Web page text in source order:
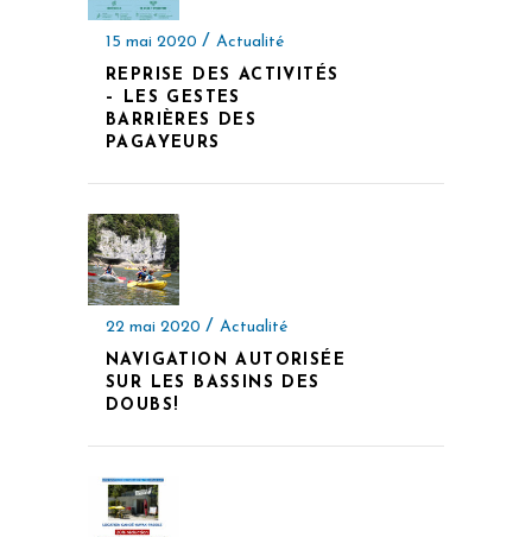
15 mai 2020
Actualité
REPRISE DES ACTIVITÉS
– LES GESTES
BARRIÈRES DES
PAGAYEURS
22 mai 2020
Actualité
NAVIGATION AUTORISÉE
SUR LES BASSINS DES
DOUBS!